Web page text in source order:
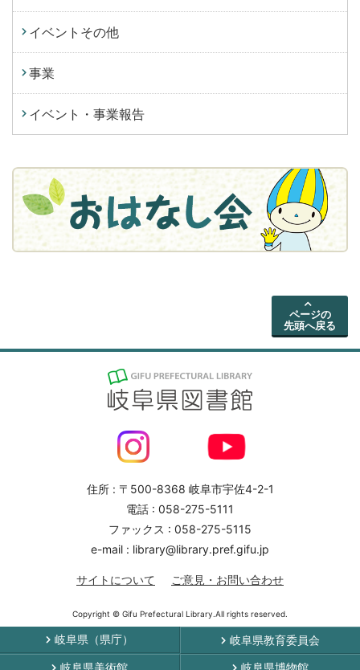
イベントその他
事業
イベント・事業報告
ページの
先頭へ戻る
住所 : 〒500-8368 岐阜市宇佐4-2-1
電話 : 058-275-5111
ファックス : 058-275-5115
e-mail : library@library.pref.gifu.jp
サイトについて ご意見・お問い合わせ
Copyright © Gifu Prefectural Library.All rights reserved.
岐阜県（県庁）
岐阜県教育委員会